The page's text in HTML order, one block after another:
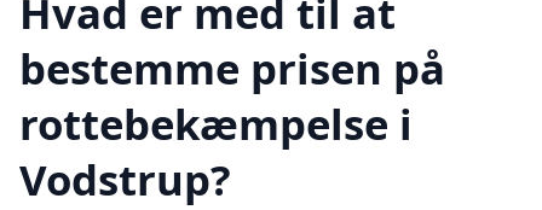
Hvad er med til at
bestemme prisen på
rottebekæmpelse i
Vodstrup?